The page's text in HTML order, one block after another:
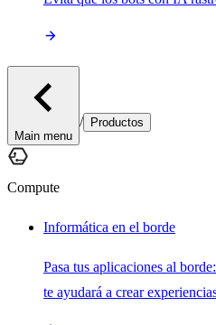
Main menu
/ Productos
Compute
Informática en el borde
Pasa tus aplicaciones al
te ayudará a crear